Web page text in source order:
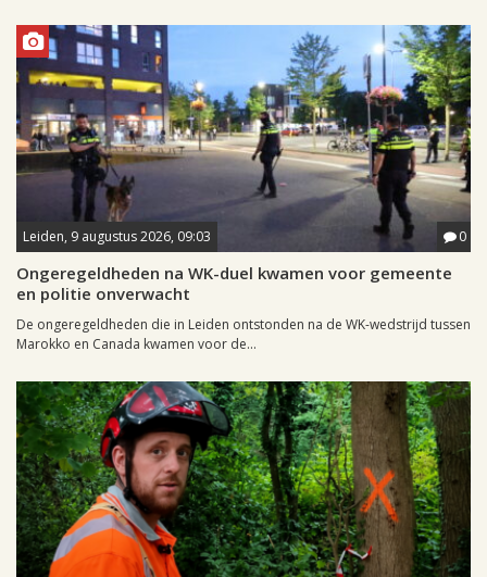
Leiden, 9 augustus 2026, 09:03 0
Ongeregeldheden na WK-duel kwamen voor gemeente
en politie onverwacht
De ongeregeldheden die in Leiden ontstonden na de WK-wedstrijd tussen
Marokko en Canada kwamen voor de...